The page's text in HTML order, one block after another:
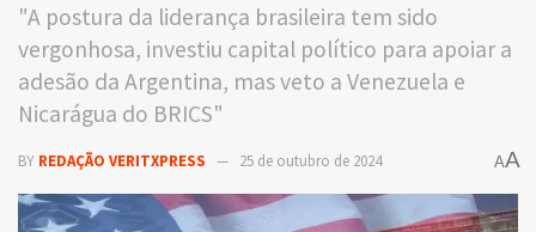
"A postura da liderança brasileira tem sido
vergonhosa, investiu capital político para apoiar a
adesão da Argentina, mas veto a Venezuela e
Nicarágua do BRICS"
BY REDAÇÃO VERITXPRESS 25 de outubro de 2024 AA